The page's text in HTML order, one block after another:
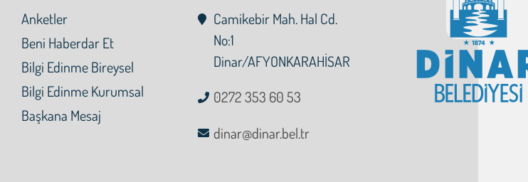
Anketler
Beni Haberdar Et
Bilgi Edinme Bireysel
Bilgi Edinme Kurumsal
Başkana Mesaj
Camikebir Mah. Hal Cd.
No:1
Dinar/AFYONKARAHİSAR
0272 353 60 53
dinar@dinar.bel.tr